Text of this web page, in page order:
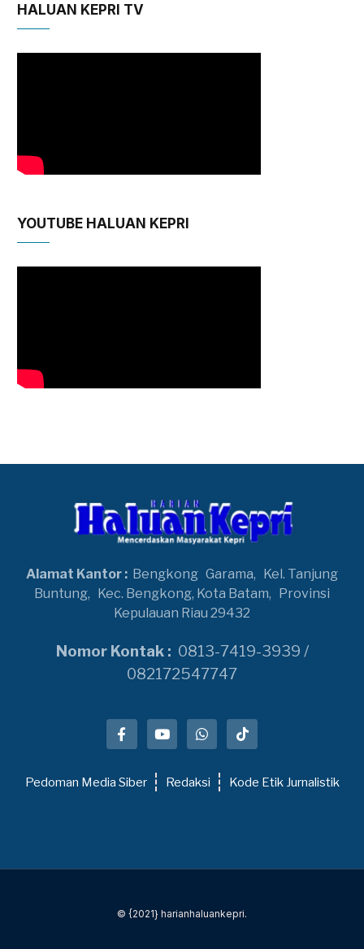
HALUAN KEPRI TV
YOUTUBE HALUAN KEPRI
Alamat Kantor : Bengkong Garama, Kel. Tanjung
Buntung, Kec. Bengkong, Kota Batam, Provinsi
Kepulauan Riau 29432
Nomor Kontak : 0813-7419-3939 /
082172547747
Pedoman Media Siber Redaksi Kode Etik Jurnalistik
© {2021} harianhaluankepri.